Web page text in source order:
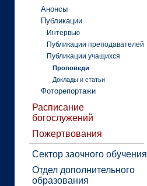
Анонсы
Публикации
Интервью
Публикации преподавателей
Публикации учащихся
Проповеди
Доклады и статьи
Фоторепортажи
Расписание
богослужений
Пожертвования
Сектор заочного обучения
Отдел дополнительного
образования